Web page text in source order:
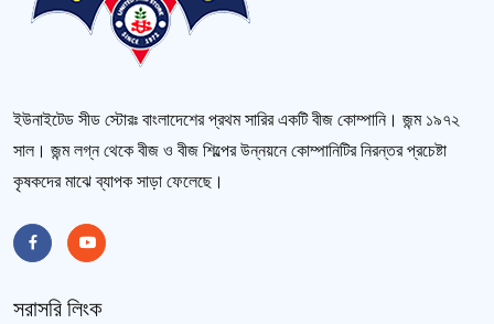
ইউনাইটেড সীড স্টোরঃ বাংলাদেশের প্রথম সারির একটি বীজ কোম্পানি। জন্ম ১৯৭২
সাল। জন্ম লগ্ন থেকে বীজ ও বীজ শিল্পের উন্নয়নে কোম্পানিটির নিরন্তর প্রচেষ্টা
কৃষকদের মাঝে ব্যাপক সাড়া ফেলেছে।
সরাসরি লিংক